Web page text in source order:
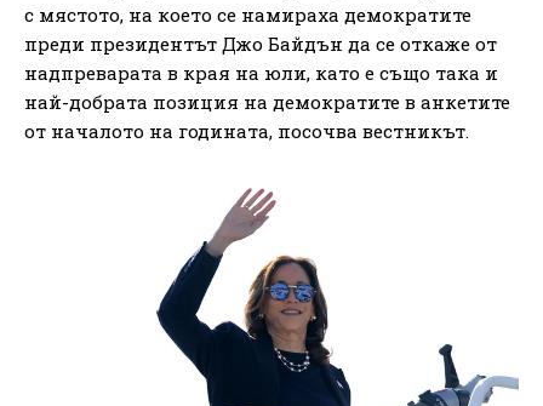
с мястото, на което се намираха демократите
преди президентът Джо Байдън да се откаже от
надпреварата в края на юли, като е също така и
най-добрата позиция на демократите в анкетите
от началото на годината, посочва вестникът.